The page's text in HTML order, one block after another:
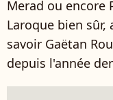
Merad ou encore
Laroque bien sûr,
savoir Gaëtan
depuis l'année